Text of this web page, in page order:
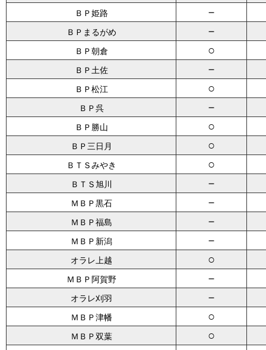
ＢＰ姫路 －
ＢＰまるがめ －
ＢＰ朝倉 ○
ＢＰ土佐 －
ＢＰ松江 ○
ＢＰ呉 －
ＢＰ勝山 ○
ＢＰ三日月 ○
ＢＴＳみやき ○
ＢＴＳ旭川 －
ＭＢＰ黒石 －
ＭＢＰ福島 －
ＭＢＰ新潟 －
オラレ上越 ○
ＭＢＰ阿賀野 －
オラレ刈羽 －
ＭＢＰ津幡 ○
ＭＢＰ双葉
○